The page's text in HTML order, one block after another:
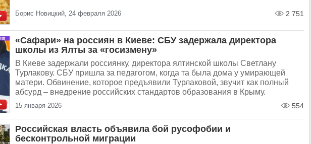
Борис Новицкий, 24 февраля 2026 2 751
«Сафари» на россиян в Киеве: СБУ задержала директора
школы из Ялты за «госизмену»
В Киеве задержали россиянку, директора ялтинской школы Светлану
Турлакову. СБУ пришла за педагогом, когда та была дома у умирающей
матери. Обвинение, которое предъявили Турлаковой, звучит как полный
абсурд – внедрение российских стандартов образования в Крыму.
15 января 2026 554
Российская власть объявила бой русофобии и
бесконтрольной миграции